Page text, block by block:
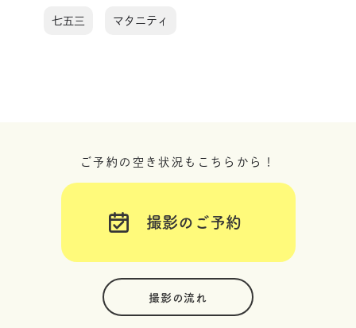
七五三 マタニティ
ご予約の空き状況もこちらから！
撮影のご予約
撮影の流れ